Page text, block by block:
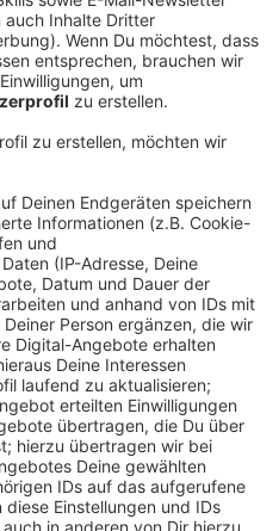
14:07
im April
mehr Allergiepatienten in
kommen dann
Hyposensibilisierung
von Ärzten meist
allergisches Asthma
Erle jetzt zeigen sich die
erst im April.